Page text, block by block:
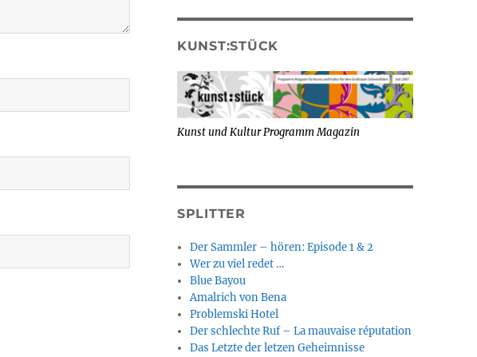
KUNST:STÜCK
Kunst und Kultur Programm Magazin
SPLITTER
Der Sammler – hören: Episode 1 & 2
Wer zu viel redet …
Blue Bayou
Amalrich von Bena
Problemski Hotel
Der schlechte Ruf – La mauvaise réputation
Das Letzte der letzen Geheimnisse